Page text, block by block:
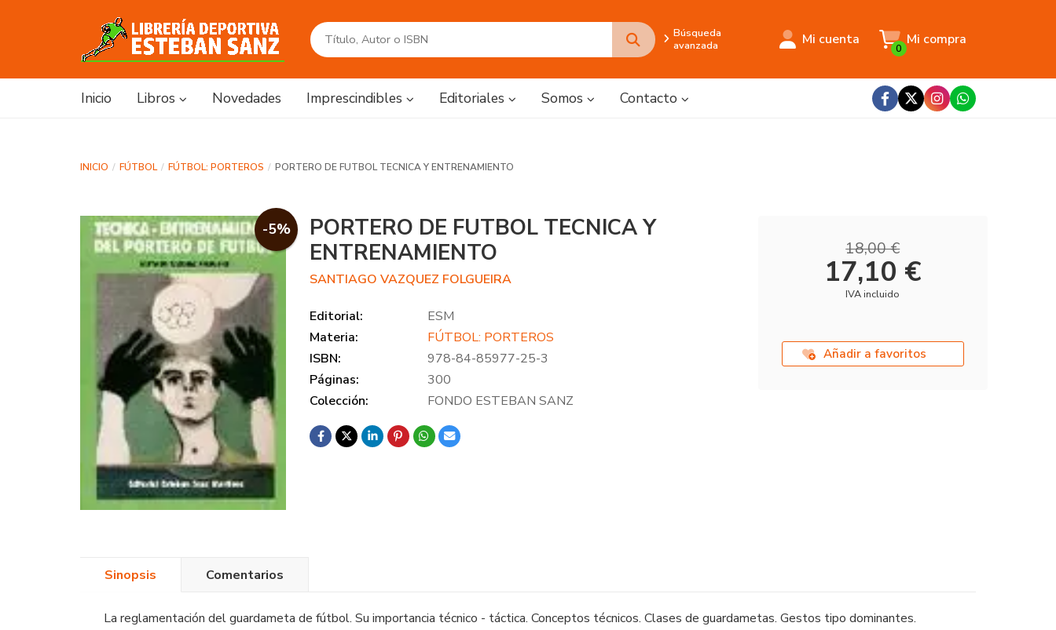
Búsqueda
avanzada
Mi cuenta Mi compra
0
Inicio Libros Novedades Imprescindibles Editoriales Somos Contacto
INICIO FÚTBOL FÚTBOL: PORTEROS PORTERO DE FUTBOL TECNICA Y ENTRENAMIENTO
-5%
PORTERO DE FUTBOL TECNICA Y
ENTRENAMIENTO
SANTIAGO VAZQUEZ FOLGUEIRA
Editorial:
ESM
Materia:
FÚTBOL: PORTEROS
ISBN:
978-84-85977-25-3
Páginas:
300
Colección:
FONDO ESTEBAN SANZ
18,00 €
17,10 €
IVA incluido
Añadir a favoritos
Sinopsis Comentarios
La reglamentación del guardameta de fútbol. Su importancia técnico - táctica. Conceptos técnicos. Clases de guardametas. Gestos tipo dominantes.